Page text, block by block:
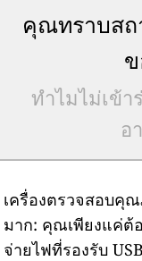
คุณทราบส
ทำไมไม่เข้
อ
เครื่องตรวจสอบคุ
มาก: คุณเพียงแค่ต้
จ่ายไฟที่รองรับ